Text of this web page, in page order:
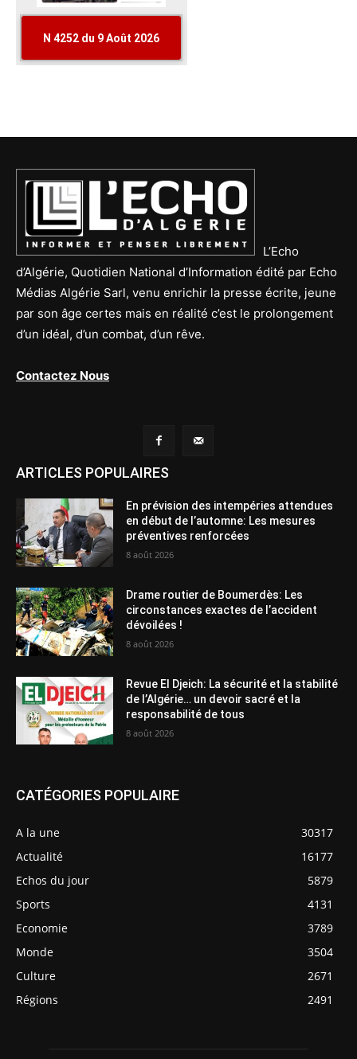
L’Echo
d’Algérie, Quotidien National d’Information édité par Echo
Médias Algérie Sarl, venu enrichir la presse écrite, jeune
par son âge certes mais en réalité c’est le prolongement
d’un idéal, d’un combat, d’un rêve.
Contactez Nous
ARTICLES POPULAIRES
En prévision des intempéries attendues
en début de l’automne: Les mesures
préventives renforcées
8 août 2026
Drame routier de Boumerdès: Les
circonstances exactes de l’accident
dévoilées !
8 août 2026
Revue El Djeich: La sécurité et la stabilité
de l’Algérie… un devoir sacré et la
responsabilité de tous
8 août 2026
CATÉGORIES POPULAIRE
A la une
30317
Actualité
16177
Echos du jour
5879
Sports
4131
Economie
3789
Monde
3504
Culture
2671
Régions
2491